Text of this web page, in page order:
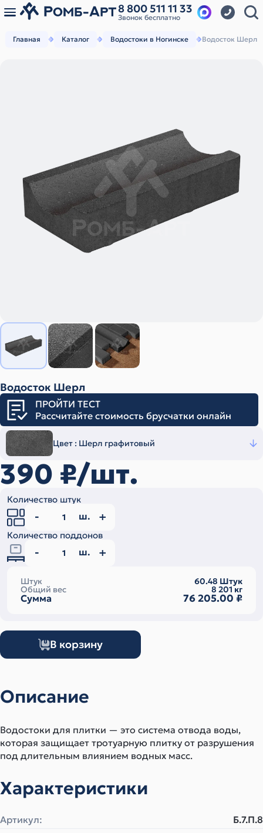
8 800 511 11 33
Звонок бесплатно
Главная Каталог Водостоки в Ногинске Водосток Шерл
Водосток Шерл
ПРОЙТИ ТЕСТ
Рассчитайте стоимость брусчатки онлайн
Цвет : Шерл графитовый
390 ₽/шт.
Количество штук
ш.
Количество поддонов
ш.
Штук 60.48 Штук
Общий вес 8 201кг
Сумма 76 205.00 ₽
В корзину
Описание
Водостоки для плитки — это система отвода воды,
которая защищает тротуарную плитку от разрушения
под длительным влиянием водных масс.
Характеристики
Артикул:
Б.7.П.8